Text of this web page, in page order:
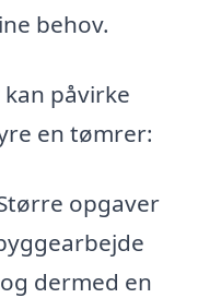
behov.
påvirke
en tømrer:
opgaver
dermed en